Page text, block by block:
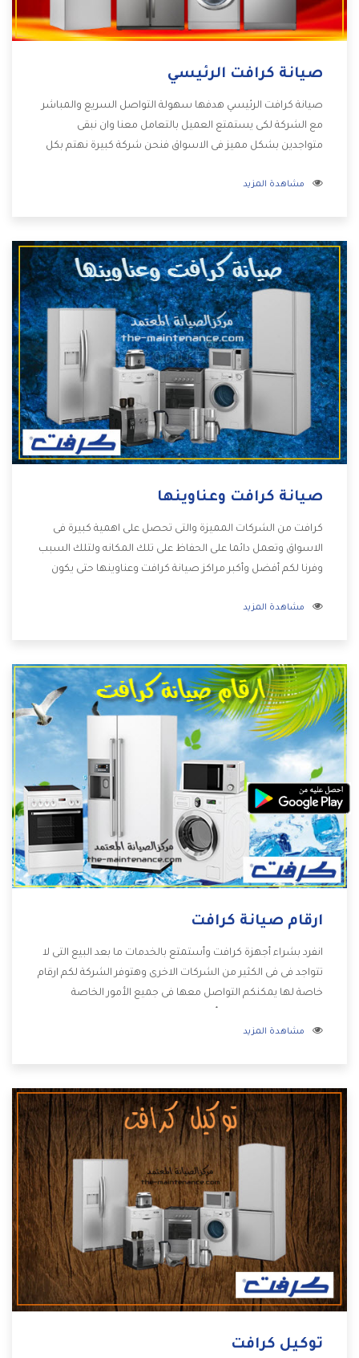
صيانة كرافت الرئيسي
صيانة كرافت الرئيسي هدفها سهولة التواصل السريع والمباشر
مع الشركة لكى يستمتع العميل بالتعامل معنا وان نبقى
متواجدين بشكل مميز فى الاسواق فنحن شركة كبيرة نهتم بكل
الشركة بها والتى تكون منها خدمة الصيانة التى تكون من أهم
الأسعار التى تكون مناسبة لكثير من العملاء
مشاهدة المزيد
صيانة كرافت وعناوينها
كرافت من الشركات المميزة والتى تحصل على اهمية كبيرة فى
الاسواق وتعمل دائما على الحفاظ على تلك المكانه ولتلك السبب
وفرنا لكم أفضل وأكبر مراكز صيانة كرافت وعناوينها حتى يكون
دون اى ازعاج كما أننا نهتم بكل ما يحتاجه المستهلك لكى نحافظ
مشاهدة المزيد
ارقام صيانة كرافت
انفرد بشراء أجهزة كرافت وأستمتع بالخدمات ما بعد البيع التى لا
تتواجد فى فى الكثير من الشركات الاخرى وهتوفر الشركة لكم ارقام
خاصة لها يمكنكم التواصل معها فى جميع الأمور الخاصة
من خلال العروض والخصومات التى تتقدم لكم .
مشاهدة المزيد
توكيل كرافت